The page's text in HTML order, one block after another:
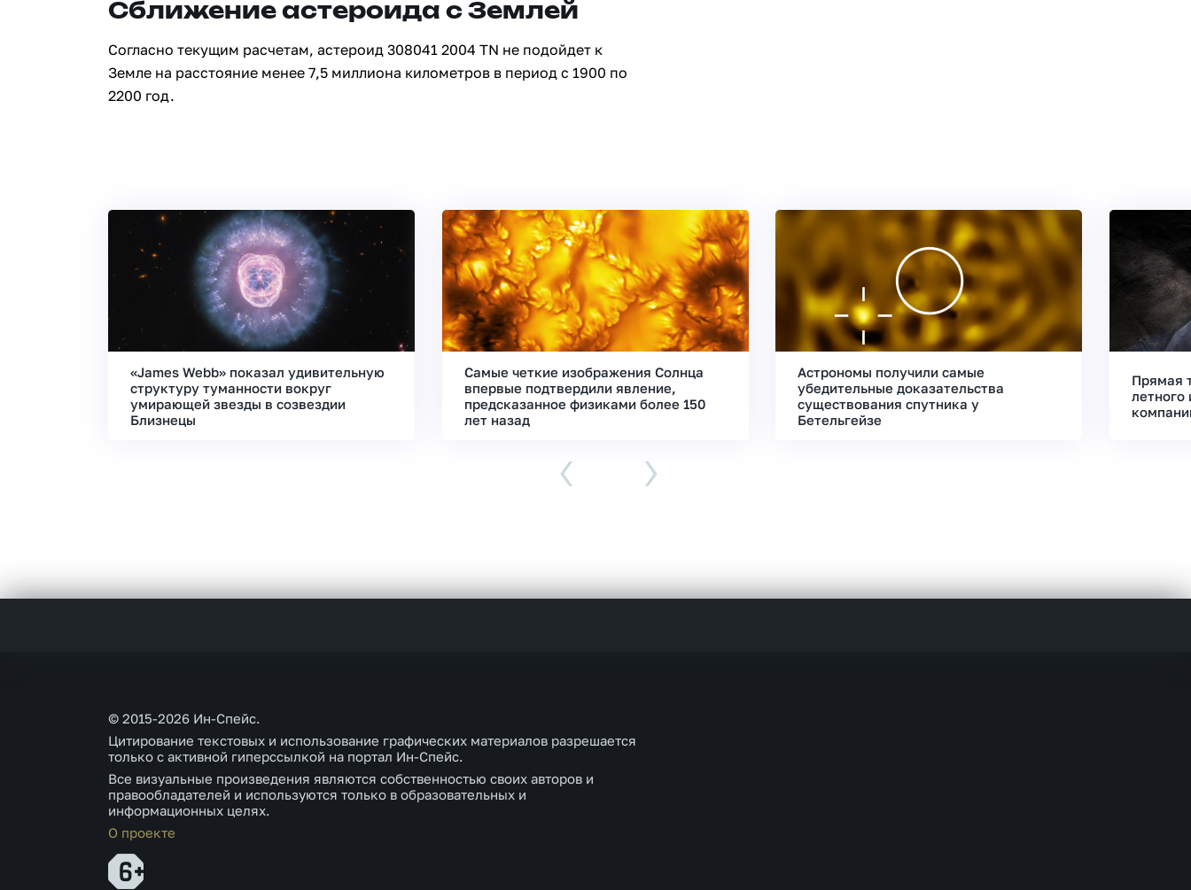
Сближение астероида с Землей
Согласно текущим расчетам, астероид 308041 2004 TN не подойдет к
Земле на расстояние менее 7,5 миллиона километров в период с 1900 по
2200 год.
«James Webb» показал удивительную
структуру туманности вокруг
умирающей звезды в созвездии
Близнецы
Самые четкие изображения Солнца
впервые подтвердили явление,
предсказанное физиками более 150
лет назад
Астрономы получили самые
убедительные доказательства
существования спутника у
Бетельгейзе
Прямая
летного
‹ ›
© 2015-2026 Ин-Спейс.
Цитирование текстовых и использование графических материалов разрешается
только с активной гиперссылкой на портал Ин-Спейс.
Все визуальные произведения являются собственностью своих авторов и
правообладателей и используются только в образовательных и
информационных целях.
О проекте